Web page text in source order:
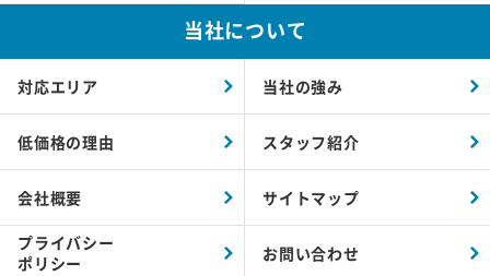
当社について
対応エリア 当社の強み
低価格の理由 スタッフ紹介
会社概要 サイトマップ
プライバシー
ポリシー
お問い合わせ